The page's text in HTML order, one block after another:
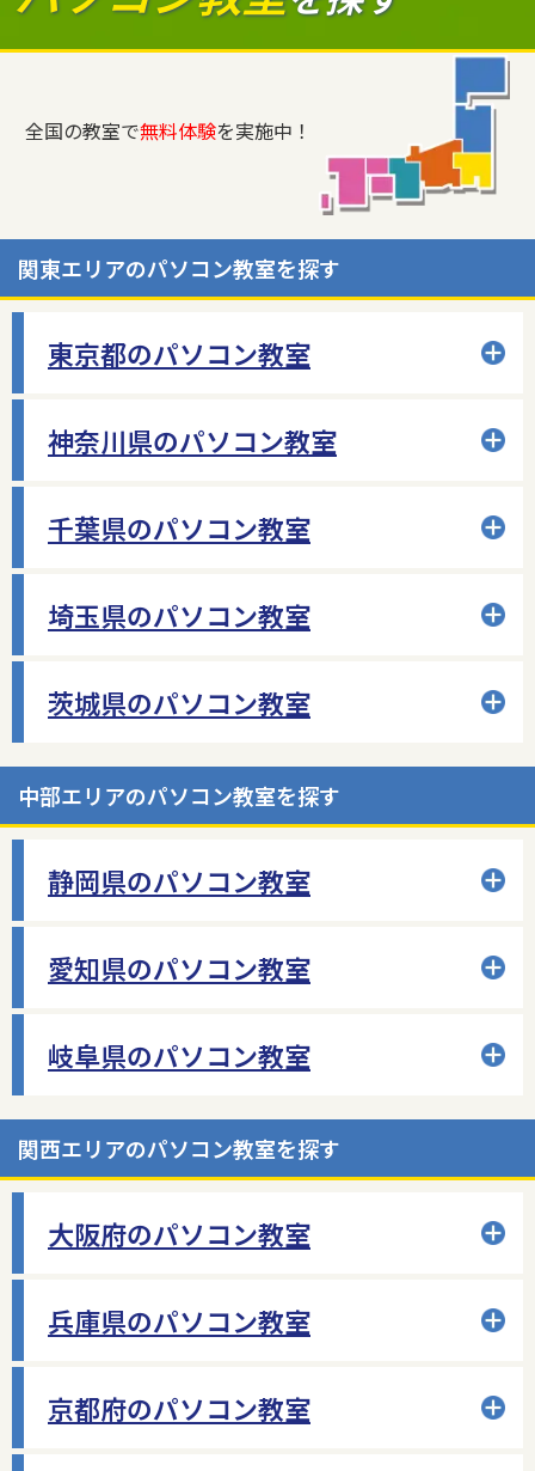
全国の教室で無料体験を実施中！
関東エリアのパソコン教室を探す
東京都のパソコン教室
神奈川県のパソコン教室
千葉県のパソコン教室
埼玉県のパソコン教室
茨城県のパソコン教室
中部エリアのパソコン教室を探す
静岡県のパソコン教室
愛知県のパソコン教室
岐阜県のパソコン教室
関西エリアのパソコン教室を探す
大阪府のパソコン教室
兵庫県のパソコン教室
京都府のパソコン教室